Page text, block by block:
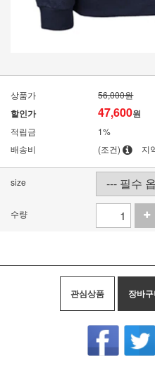
상품가 56,000원
할인가 47,600원
적립금
1%
배송비
(조건) 지
size
수량
관심상품 장바